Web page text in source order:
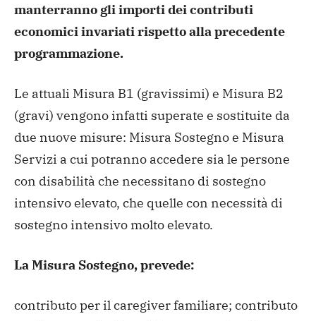
manterranno gli importi dei contributi
economici invariati rispetto alla precedente
programmazione.
Le attuali Misura B1 (gravissimi) e Misura B2
(gravi) vengono infatti superate e sostituite da
due nuove misure: Misura Sostegno e Misura
Servizi a cui potranno accedere sia le persone
con disabilità che necessitano di sostegno
intensivo elevato, che quelle con necessità di
sostegno intensivo molto elevato.
La Misura Sostegno, prevede:
contributo per il caregiver familiare; contributo